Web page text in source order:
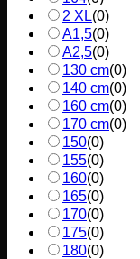
2 XL(0)
A1,5(0)
A2,5(0)
130 cm(0)
140 cm(0)
160 cm(0)
170 cm(0)
150(0)
155(0)
160(0)
165(0)
170(0)
175(0)
180(0)